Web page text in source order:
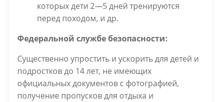
которых дети 2—5 дней тренируются
перед походом, и др.
Федеральной службе безопасности:
Существенно упростить и ускорить для детей и
подростков до 14 лет, не имеющих
официальных документов с фотографией,
получение пропусков для отдыха и